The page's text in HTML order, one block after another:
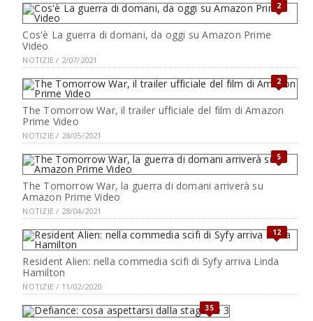
2
Cos'è La guerra di domani, da oggi su Amazon Prime
Video
NOTIZIE / 2/07/2021
2
The Tomorrow War, il trailer ufficiale del film di Amazon
Prime Video
NOTIZIE / 28/05/2021
5
The Tomorrow War, la guerra di domani arriverà su
Amazon Prime Video
NOTIZIE / 28/04/2021
12
Resident Alien: nella commedia scifi di Syfy arriva Linda
Hamilton
NOTIZIE / 11/02/2020
35